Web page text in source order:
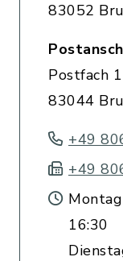
83052
Postfach
83044
+49
+49
16:30